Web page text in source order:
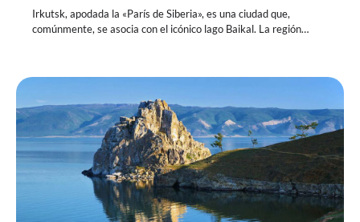
Irkutsk, apodada la «París de Siberia», es una ciudad que,
comúnmente, se asocia con el icónico lago Baikal. La región…